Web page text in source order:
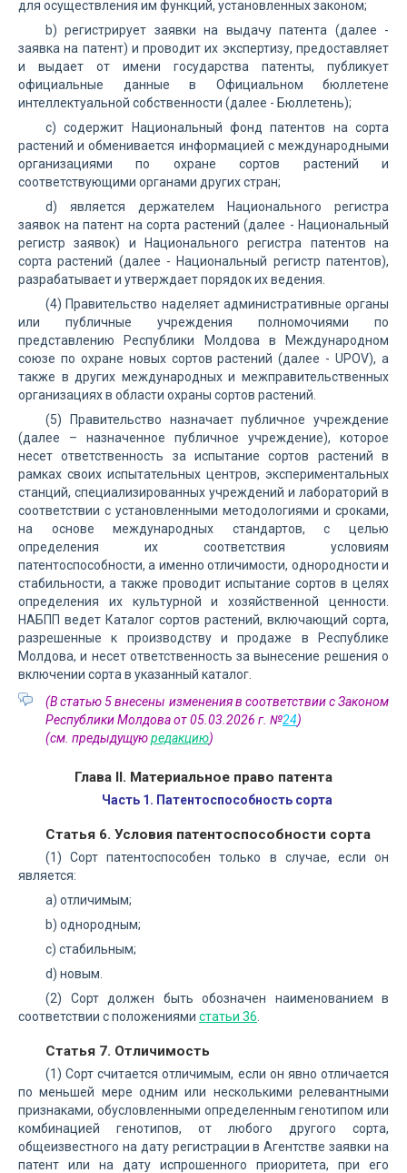
для осуществления им функций, установленных законом;
b) регистрирует заявки на выдачу патента (далее -
заявка на патент) и проводит их экспертизу, предоставляет
и выдает от имени государства патенты, публикует
официальные данные в Официальном бюллетене
интеллектуальной собственности (далее - Бюллетень);
c) содержит Национальный фонд патентов на сорта
растений и обменивается информацией с международными
организациями по охране сортов растений и
соответствующими органами других стран;
d) является держателем Национального регистра
заявок на патент на сорта растений (далее - Национальный
регистр заявок) и Национального регистра патентов на
сорта растений (далее - Национальный регистр патентов),
разрабатывает и утверждает порядок их ведения.
(4) Правительство наделяет административные органы
или публичные учреждения полномочиями по
представлению Республики Молдова в Международном
союзе по охране новых сортов растений (далее - UPOV), а
также в других международных и межправительственных
организациях в области охраны сортов растений.
(5) Правительство назначает публичное учреждение
(далее – назначенное публичное учреждение), которое
несет ответственность за испытание сортов растений в
рамках своих испытательных центров, экспериментальных
станций, специализированных учреждений и лабораторий в
соответствии с установленными методологиями и сроками,
на основе международных стандартов, с целью
определения их соответствия условиям
патентоспособности, а именно отличимости, однородности и
стабильности, а также проводит испытание сортов в целях
определения их культурной и хозяйственной ценности.
НАБПП ведет Каталог сортов растений, включающий сорта,
разрешенные к производству и продаже в Республике
Молдова, и несет ответственность за вынесение решения о
включении сорта в указанный каталог.
(В статью 5 внесены изменения в соответствии с Законом
Республики Молдова от 05.03.2026 г. №24)
(см. предыдущуюредакцию)
Глава II. Материальное право патента
Часть 1. Патентоспособность сорта
Статья 6. Условия патентоспособности сорта
(1) Сорт патентоспособен только в случае, если он
является:
a) отличимым;
b) однородным;
c) стабильным;
d) новым.
(2) Сорт должен быть обозначен наименованием в
соответствии с положениями статьи 36
Статья 7. Отличимость
(1) Сорт считается отличимым, если он явно отличается
по меньшей мере одним или несколькими релевантными
признаками, обусловленными определенным генотипом или
комбинацией генотипов, от любого другого сорта,
общеизвестного на дату регистрации в Агентстве заявки на
патент или на дату испрошенного приоритета, при его